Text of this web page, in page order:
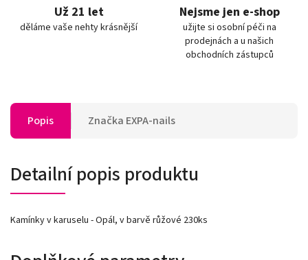
Už 21 let
děláme vaše nehty krásnější
Nejsme jen e-shop
užijte si osobní péči na
prodejnách a u našich
obchodních zástupců
Popis Značka EXPA-nails
Detailní popis produktu
Kamínky v karuselu - Opál, v barvě růžové 230ks